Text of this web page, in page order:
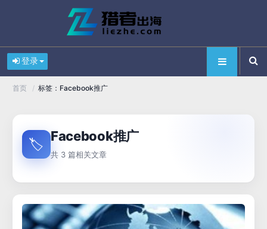
登录
首页 / 标签：Facebook推广
🏷️
Facebook推广
共 3 篇相关文章